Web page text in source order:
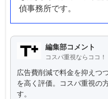
偵事務所です。
編集部コメント
コスパ重視ならココ！
広告費削減で料金を抑えつ
を高く評価。コスパ重視の
す。